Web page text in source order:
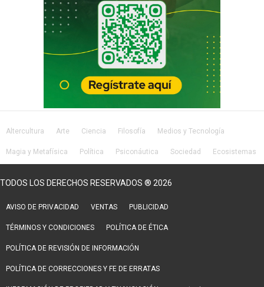
Altercultura Arte Ciencia Filosofía Medios y Tecnología
Magia y Metafísica Política Psiconáutica Sociedad Ecosistemas
TODOS LOS DERECHOS RESERVADOS ® 2026
AVISO DE PRIVACIDAD VENTAS PUBLICIDAD
TÉRMINOS Y CONDICIONES POLÍTICA DE ÉTICA
POLÍTICA DE REVISIÓN DE INFORMACIÓN
POLÍTICA DE CORRECCIONES Y FE DE ERRATAS